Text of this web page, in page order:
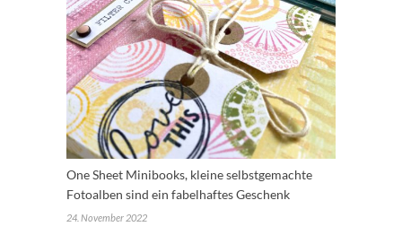
One Sheet Minibooks, kleine selbstgemachte
Fotoalben sind ein fabelhaftes Geschenk
24. November 2022